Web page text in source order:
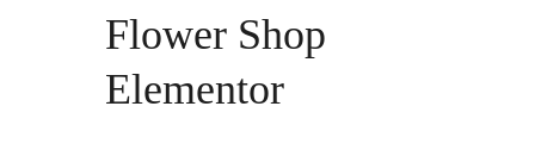
Flower Shop
Elementor